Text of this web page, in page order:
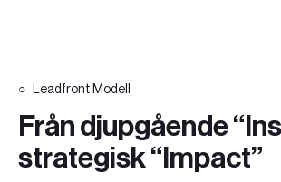
Leadfront Modell
Från djupgående
strategisk “Impact”